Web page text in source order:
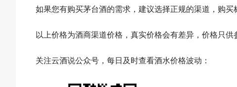
如果您有购买茅台酒的需求，建议选择正规的渠道，购买
以上价格为酒商渠道价格，真实价格会有差异，价格只供
关注云酒说公众号，每日及时查看酒水价格波动：